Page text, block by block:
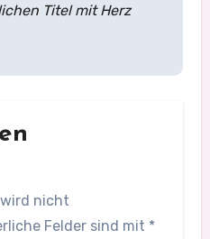
Titel mit Herz
wird nicht
Felder sind mit *